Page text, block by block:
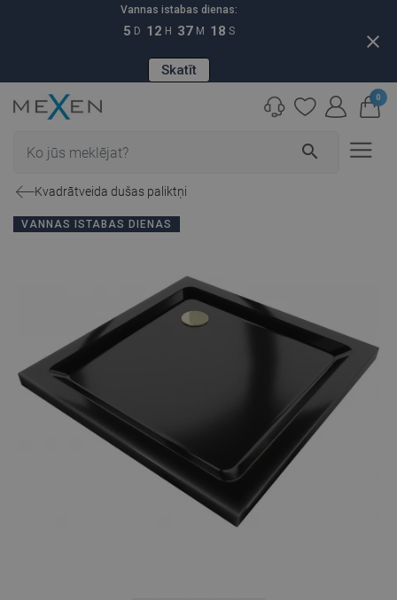
Vannas istabas dienas:
5 D 12 H 37 M 17 S
Skatīt
close
search
0
Kvadrātveida dušas paliktņi
VANNAS ISTABAS DIENAS